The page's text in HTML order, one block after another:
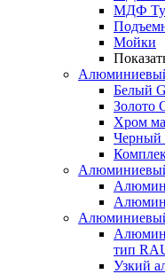
МДФ
Мойки
Белый
Золото
Хром
Черный
тип
Узкий